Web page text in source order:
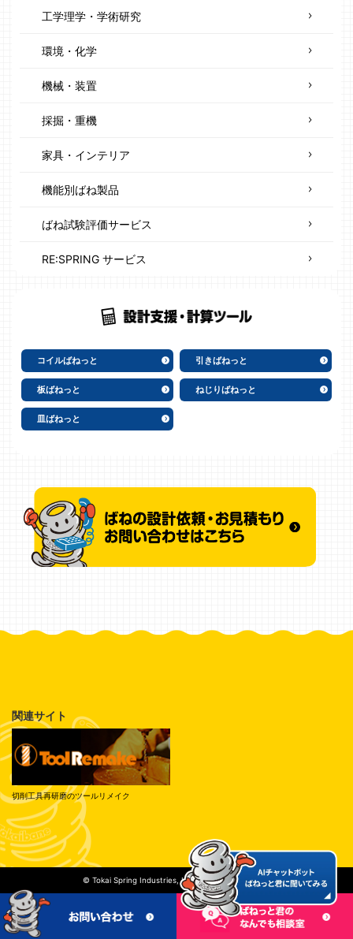
工学理学・学術研究
環境・化学
機械・装置
採掘・重機
家具・インテリア
機能別ばね製品
ばね試験評価サービス
RE:SPRING サービス
コイルばねっと 引きばねっと
板ばねっと ねじりばねっと
皿ばねっと
関連サイト
切削工具再研磨のツールリメイク
© Tokai Spring Industries, Inc. All Rights Reserved.